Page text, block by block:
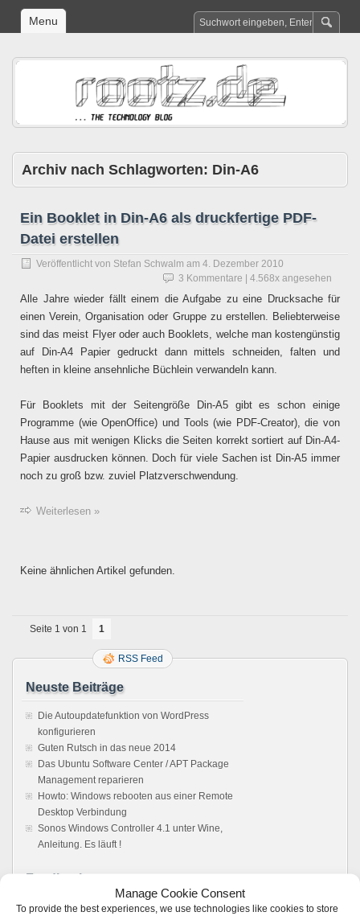
Manage Cookie Consent
To provide the best experiences, we use technologies like cookies to store
Menu
Archiv nach Schlagworten: Din-A6
Ein Booklet in Din-A6 als druckfertige PDF-
Datei erstellen
Veröffentlicht von Stefan Schwalm am 4. Dezember 2010
3 Kommentare | 4.568x angesehen
Alle Jahre wieder fällt einem die Aufgabe zu eine Drucksache für
einen Verein, Organisation oder Gruppe zu erstellen. Beliebterweise
sind das meist Flyer oder auch Booklets, welche man kostengünstig
auf Din-A4 Papier gedruckt dann mittels schneiden, falten und
heften in kleine ansehnliche Büchlein verwandeln kann.
Für Booklets mit der Seitengröße Din-A5 gibt es schon einige
Programme (wie OpenOffice) und Tools (wie PDF-Creator), die von
Hause aus mit wenigen Klicks die Seiten korrekt sortiert auf Din-A4-
Papier ausdrucken können. Doch für viele Sachen ist Din-A5 immer
noch zu groß bzw. zuviel Platzverschwendung.
Weiterlesen »
Keine ähnlichen Artikel gefunden.
Seite 1 von 1 1
RSS Feed
Neuste Beiträge
Die Autoupdatefunktion von WordPress
konfigurieren
Guten Rutsch in das neue 2014
Das Ubuntu Software Center / APT Package
Management reparieren
Howto: Windows rebooten aus einer Remote
Desktop Verbindung
Sonos Windows Controller 4.1 unter Wine,
Anleitung. Es läuft !
Feedback
Vmware server: Browser does not load user